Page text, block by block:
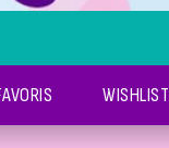
WISHLIST